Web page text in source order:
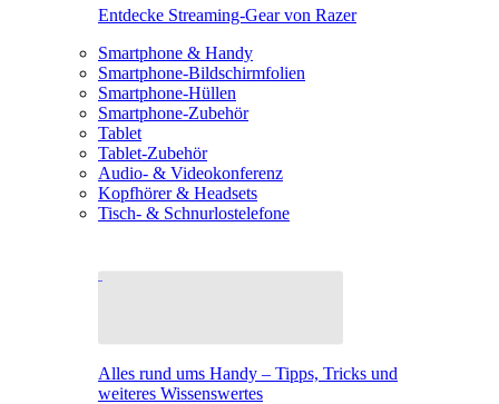
Entdecke Streaming-Gear von Razer
Smartphone & Handy
Smartphone-Bildschirmfolien
Smartphone-Hüllen
Smartphone-Zubehör
Tablet
Tablet-Zubehör
Audio- & Videokonferenz
Kopfhörer & Headsets
Tisch- & Schnurlostelefone
Alles rund ums Handy – Tipps, Tricks und
weiteres Wissenswertes